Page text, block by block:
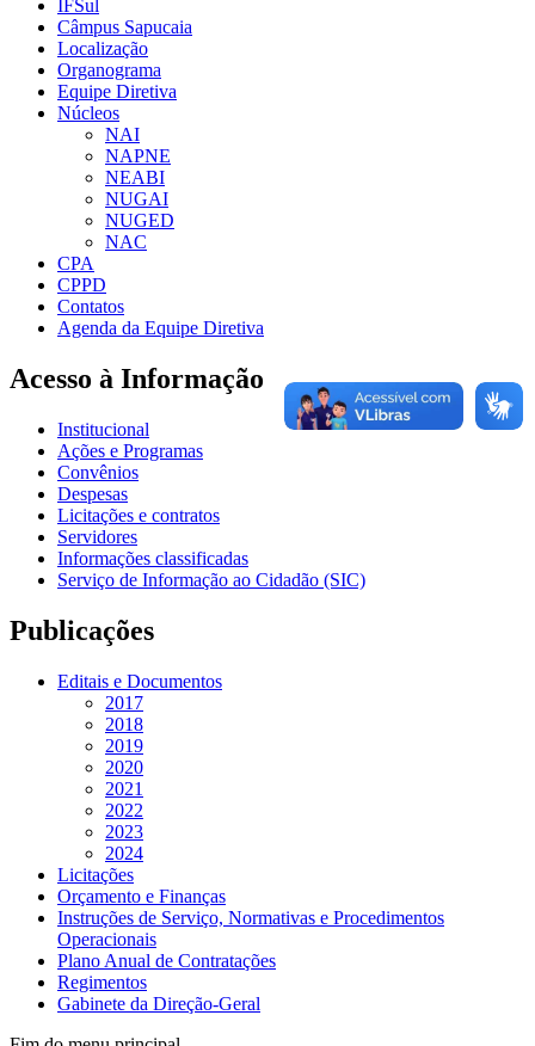
IFSul
Câmpus Sapucaia
Localização
Organograma
Equipe Diretiva
Núcleos
NAI
NAPNE
NEABI
NUGAI
NUGED
NAC
CPA
CPPD
Contatos
Agenda da Equipe Diretiva
Acesso à Informação
Institucional
Ações e Programas
Convênios
Despesas
Licitações e contratos
Servidores
Informações classificadas
Serviço de Informação ao Cidadão (SIC)
Publicações
Editais e Documentos
2017
2018
2019
2020
2021
2022
2023
2024
Licitações
Orçamento e Finanças
Instruções de Serviço, Normativas e Procedimentos
Operacionais
Plano Anual de Contratações
Regimentos
Gabinete da Direção-Geral